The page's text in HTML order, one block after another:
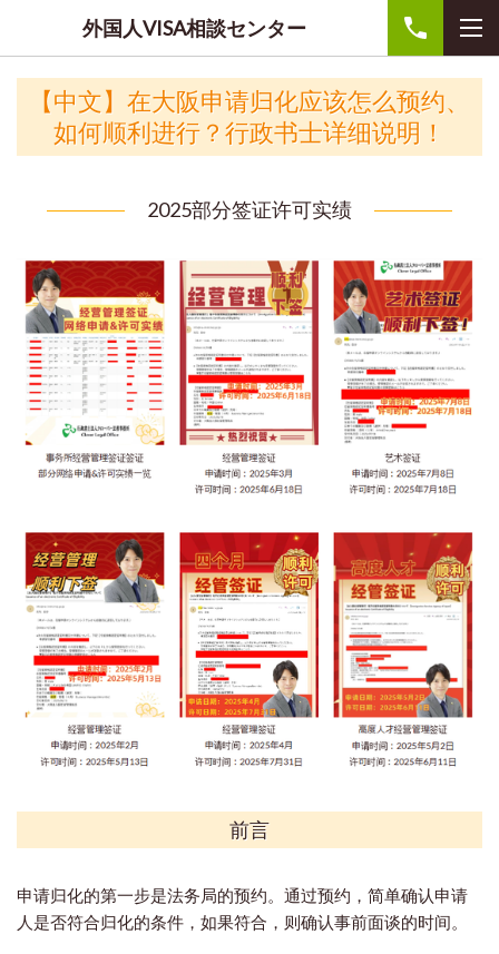
外国人VISA相談センター
【中文】 在大阪申请归化应该怎么预约、
如何顺利进行？行政书士详细说明！
2025部分签证许可实绩
前言
申请归化的第一步是法务局的预约。通过预约，简单确认申请
人是否符合归化的条件，如果符合，则确认事前面谈的时间。